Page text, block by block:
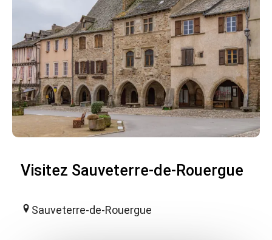
Visitez Sauveterre-de-Rouergue
Sauveterre-de-Rouergue